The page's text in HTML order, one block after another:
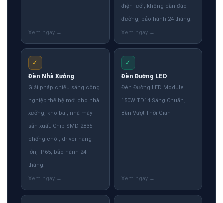
điện lưới, không cần đào
đường, bảo hành 24 tháng.
✓
Đèn Nhà Xưởng
Giải pháp chiếu sáng công
nghiệp thế hệ mới cho nhà
xưởng, kho bãi, nhà máy
sản xuất. Chip SMD 2835
chống chói, driver hãng
lớn, IP65, bảo hành 24
tháng.
✓
Đèn Đường LED
Đèn Đường LED Module
150W TD14 Sáng Chuẩn,
Bền Vượt Thời Gian